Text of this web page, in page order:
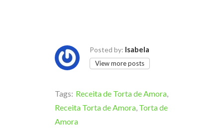
Posted by: Isabela
View more posts
Tags: Receita de Torta de Amora,
Receita Torta de Amora, Torta de
Amora